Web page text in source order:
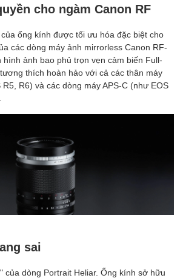
cho ngàm Canon RF
ống kính được tối ưu hóa đặc biệt cho
các dòng máy ảnh mirrorless Canon RF-
hình ảnh bao phủ trọn vẹn cảm biến Full-
thích hoàn hảo với cả các thân máy
R6) và các dòng máy APS-C (như EOS
sai
của dòng Portrait Heliar. Ống kính sở hữu